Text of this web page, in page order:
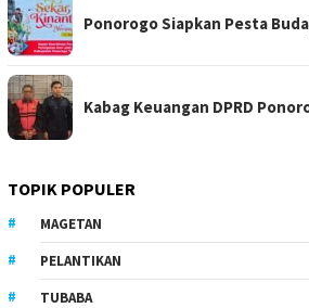
Ponorogo Siapkan Pesta
Kabag Keuangan DPRD
TOPIK POPULER
MAGETAN
PELANTIKAN
TUBABA